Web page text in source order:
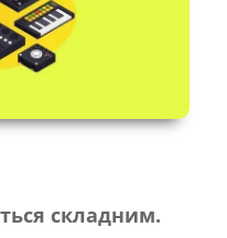
складним.